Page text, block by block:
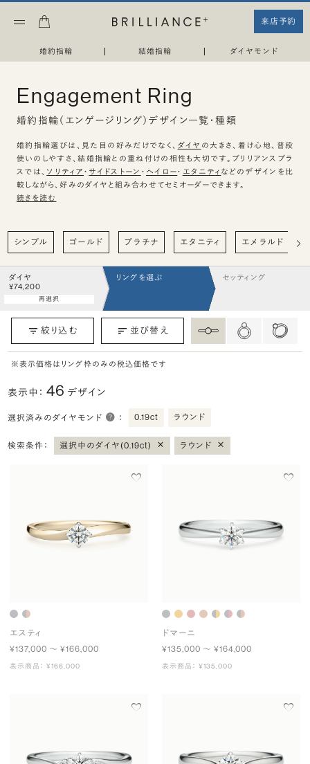
来店予約
婚約指輪 | 結婚指輪 | ダイヤモンド
Engagement Ring
婚約指輪（エンゲージリング）デザイン一覧・種類
婚約指輪選びは、見た目の好みだけでなく、 ダイヤ の大きさ、着け心地、普段
使いのしやすさ、結婚指輪との重ね付けの相性も大切です。ブリリアンスプラ
スでは、 ソリティア ・ サイドストーン ・ ヘイロー・ エタニティ などのデザインを比
較しながら、好みのダイヤと組み合わせてセミオーダーできます。
続きを読む
シンプル ゴールド プラチナ エタニティ エメラルド
ダイヤ
¥74,200
再選択
リングを選ぶ セッティング
絞り込む 並び替え
※表示価格はリング枠のみの税込価格です
表示中：46 デザイン
選択済みのダイヤモンド ： 0.19ct ラウンド
検索条件： 選択中のダイヤ(0.19ct) × ラウンド ×
エスティ
¥137,000 〜 ¥166,000
表示商品： ¥166,000
ドマーニ
¥135,000 〜 ¥164,000
表示商品： ¥135,000